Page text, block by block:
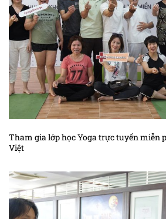
Kiến thức ung thư gan
Kiến thức ung thư hắc tố
Kiến thức ung thư hạch
Kiến thức ung thư não
Kiến thức ung thư phần mềm
Kiến thức sác – côm cơ vân trẻ em
Kiến thức ung thư tế bào máu
Kiến thức ung thư thận
Kiến thức ung thư thanh quản
Tham gia lớp học Yoga trực tuyến miễn
Việt